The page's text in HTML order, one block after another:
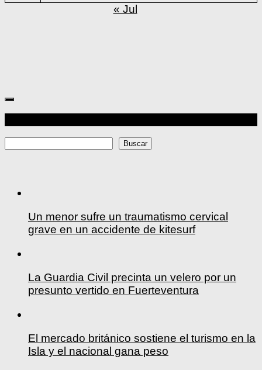
« Jul
Buscar
Un menor sufre un traumatismo cervical
grave en un accidente de kitesurf
La Guardia Civil precinta un velero por un
presunto vertido en Fuerteventura
El mercado británico sostiene el turismo en la
Isla y el nacional gana peso